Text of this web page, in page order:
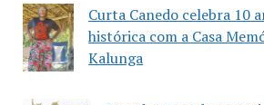
Curta Canedo celebra 10
histórica com a Casa
Kalunga